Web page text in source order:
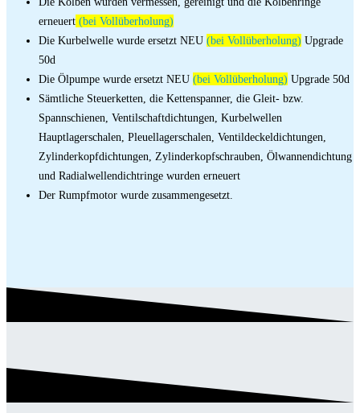
erneuert (bei Vollüberholung)
Die Kurbelwelle wurde ersetzt NEU (bei Vollüberholung) Upgrade
50d
Die Ölpumpe wurde ersetzt NEU (bei Vollüberholung) Upgrade 50d
Sämtliche Steuerketten, die Kettenspanner, die Gleit- bzw.
Spannschienen, Ventilschaftdichtungen, Kurbelwellen
Hauptlagerschalen, Pleuellagerschalen, Ventildeckeldichtungen,
Zylinderkopfdichtungen, Zylinderkopfschrauben, Ölwannendichtung
und Radialwellendichtringe wurden erneuert
Der Rumpfmotor wurde zusammengesetzt.